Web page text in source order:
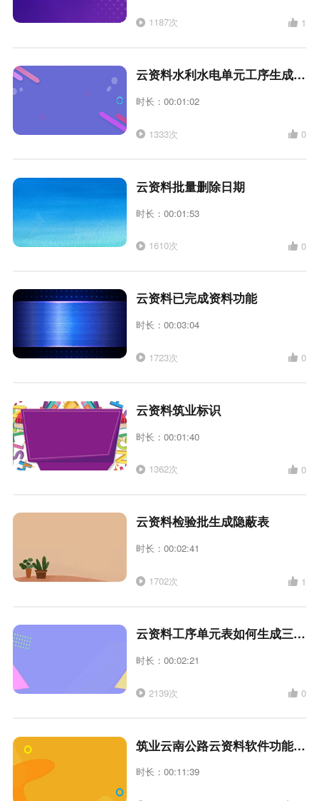
1187次 1
云资料水利水电单元工序生成监理平行检验表
时长：00:01:02
1333次 0
云资料批量删除日期
时长：00:01:53
1610次 0
云资料已完成资料功能
时长：00:03:04
1723次 0
云资料筑业标识
时长：00:01:40
1362次 0
云资料检验批生成隐蔽表
时长：00:02:41
1702次 1
云资料工序单元表如何生成三检表
时长：00:02:21
2139次 0
筑业云南公路云资料软件功能实操讲解
时长：00:11:39